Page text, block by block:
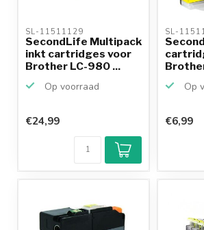
SL-11511129
SecondLife Multipack
inkt cartridges voor
Brother LC-980 ...
Op voorraad
€24,99
SL-
Op
€6,99